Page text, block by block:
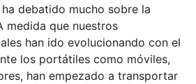
debatido mucho sobre la
medida que nuestros
han ido evolucionando con el
los portátiles como móviles,
han empezado a transportar